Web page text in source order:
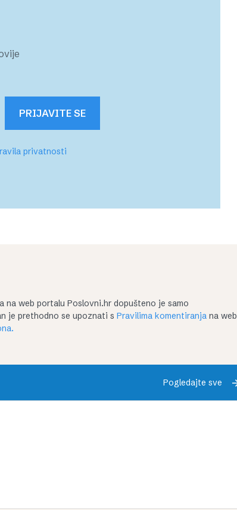
PRIJAVITE SE
privatnosti
web portalu Poslovni.hr dopušteno je samo
je prethodno se upoznati s Pravilima komentiranja na web
Pogledajte sve